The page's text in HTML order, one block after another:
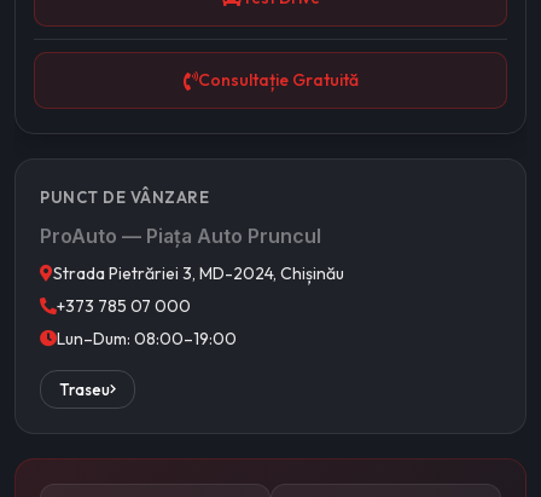
Consultație Gratuită
PUNCT DE VÂNZARE
ProAuto — Piața Auto Pruncul
Strada Pietrăriei 3, MD-2024, Chișinău
+373 785 07 000
Lun–Dum: 08:00–19:00
Traseu